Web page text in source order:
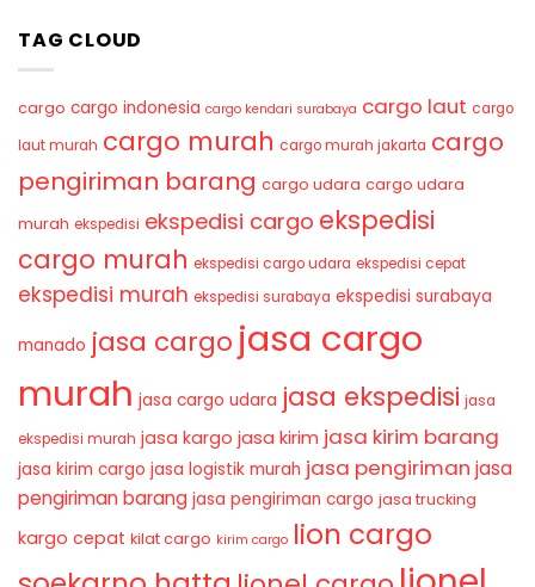
TAG CLOUD
cargo cargo indonesia cargo kendari surabaya cargo laut cargo
laut murah cargo murah cargo murah jakarta cargo
pengiriman barang cargo udara cargo udara
murah ekspedisi ekspedisi cargo ekspedisi
cargo murah ekspedisi cargo udara ekspedisi cepat
ekspedisi murah ekspedisi surabaya ekspedisi surabaya
manado jasa cargo jasa cargo
murah jasa cargo udara jasa ekspedisi jasa
ekspedisi murah jasa kargo jasa kirim jasa kirim barang
jasa kirim cargo jasa logistik murah jasa pengiriman jasa
pengiriman barang jasa pengiriman cargo jasa trucking
kargo cepat kilat cargo kirim cargo lion cargo